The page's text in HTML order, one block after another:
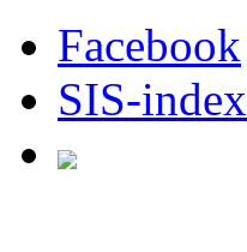
Facebook
SIS-index